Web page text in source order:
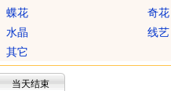
蝶花 奇花
水晶 线艺
其它
当天结束